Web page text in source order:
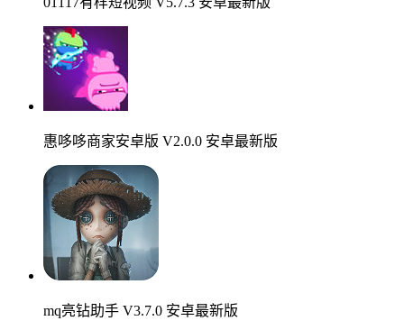
惠哆哆商家安卓版 V2.0.0 安卓最新版
mq亮钻助手 V3.7.0 安卓最新版